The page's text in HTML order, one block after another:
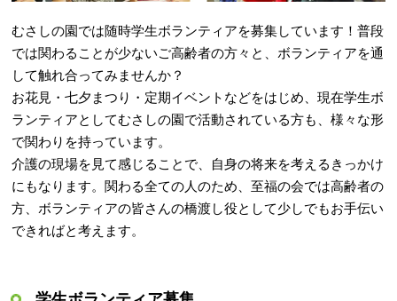
むさしの園では随時学生ボランティアを募集しています！普段
では関わることが少ないご高齢者の方々と、ボランティアを通
して触れ合ってみませんか？
お花見・七夕まつり・定期イベントなどをはじめ、現在学生ボ
ランティアとしてむさしの園で活動されている方も、様々な形
で関わりを持っています。
介護の現場を見て感じることで、自身の将来を考えるきっかけ
にもなります。関わる全ての人のため、至福の会では高齢者の
方、ボランティアの皆さんの橋渡し役として少しでもお手伝い
できればと考えます。